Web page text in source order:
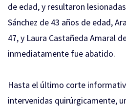
de edad, y resultaron
Sánchez de 43 años de edad,
47, y Laura Castañeda Amaral
inmediatamente fue abatido.
Hasta el último corte
intervenidas quirúrgicamente,